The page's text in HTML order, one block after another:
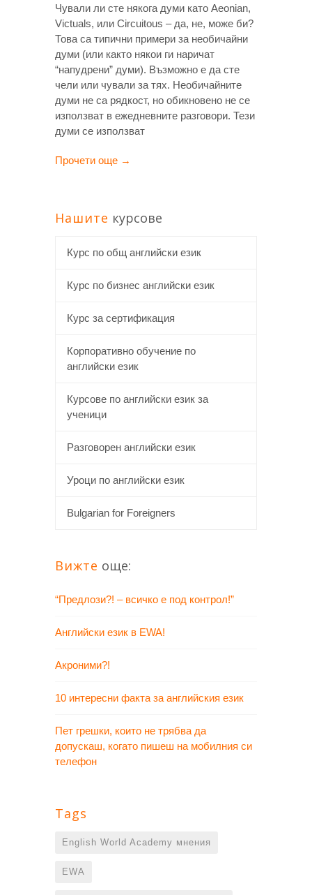
Чували ли сте някога думи като Aeonian,
Victuals, или Circuitous – да, не, може би?
Това са типични примери за необичайни
думи (или както някои ги наричат
“напудрени” думи). Възможно е да сте
чели или чували за тях. Необичайните
думи не са рядкост, но обикновено не се
използват в ежедневните разговори. Тези
думи се използват
Прочети още →
Нашите курсове
Курс по общ английски език
Курс по бизнес английски език
Курс за сертификация
Корпоративно обучение по
английски език
Курсове по английски език за
ученици
Разговорен английски език
Уроци по английски език
Bulgarian for Foreigners
Вижте още:
“Предлози?! – всичко е под контрол!”
Английски език в EWA!
Акроними?!
10 интересни факта за английския език
Пет грешки, които не трябва да
допускаш, когато пишеш на мобилния си
телефон
Tags
English World Academy мнения
EWA